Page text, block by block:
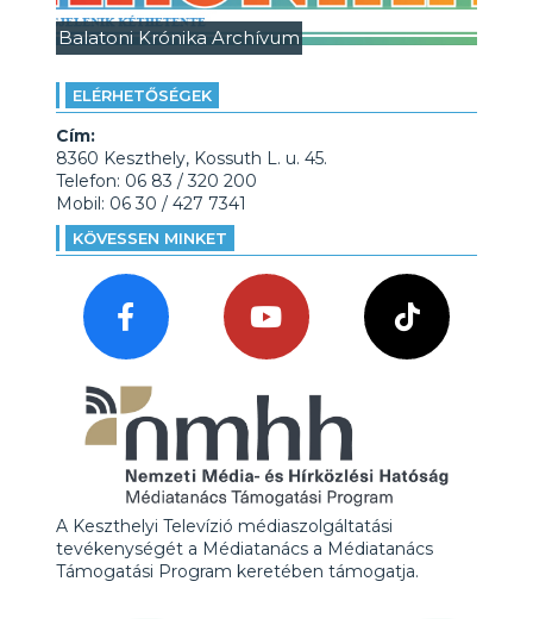
Balatoni Krónika Archívum
ELÉRHETŐSÉGEK
Cím:
8360 Keszthely, Kossuth L. u. 45.
Telefon: 06 83 / 320 200
Mobil: 06 30 / 427 7341
KÖVESSEN MINKET
A Keszthelyi Televízió médiaszolgáltatási
tevékenységét a Médiatanács a Médiatanács
Támogatási Program keretében támogatja.